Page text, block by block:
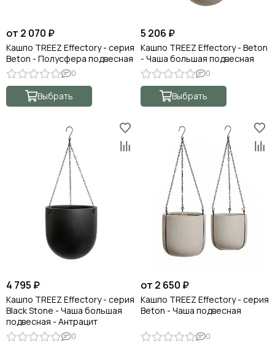
от 2 070 ₽
Кашпо TREEZ Effectory - серия
Beton - Полусфера подвесная
0
Выбрать
5 206 ₽
Кашпо TREEZ Effectory - Beton
- Чаша большая подвесная
0
Выбрать
4 795 ₽
Кашпо TREEZ Effectory - серия
Black Stone - Чаша большая
подвесная - Антрацит
0
от 2 650 ₽
Кашпо TREEZ Effectory - серия
Beton - Чаша подвесная
0